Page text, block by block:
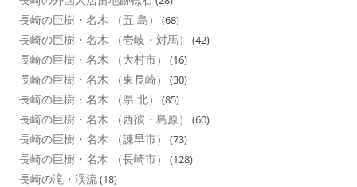
長崎の巨樹・名木 （五 島） (68)
長崎の巨樹・名木 （壱岐・対馬） (42)
長崎の巨樹・名木 （大村市） (16)
長崎の巨樹・名木 （東長崎） (30)
長崎の巨樹・名木 （県 北） (85)
長崎の巨樹・名木 （西彼・島原） (60)
長崎の巨樹・名木 （諌早市） (73)
長崎の巨樹・名木 （長崎市） (128)
長崎の滝・渓流(18)